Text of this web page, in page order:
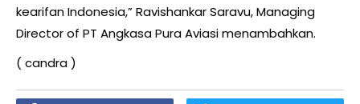
kearifan Indonesia,” Ravishankar Saravu, Managing
Director of PT Angkasa Pura Aviasi menambahkan.
( candra )